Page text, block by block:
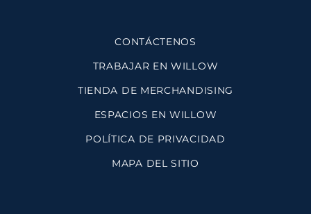
CONTÁCTENOS
TRABAJAR EN WILLOW
TIENDA DE MERCHANDISING
ESPACIOS EN WILLOW
POLÍTICA DE PRIVACIDAD
MAPA DEL SITIO